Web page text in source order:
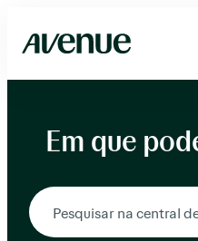
para
conteúdo
Em que